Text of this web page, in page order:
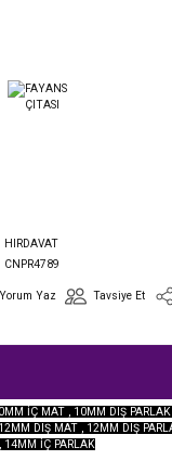
HIRDAVAT
CNPR4789
Yorum Yaz Tavsiye Et
İÇ MAT , 10MM DIŞ
MAT , 12MM DIŞ
İÇ PARLAK